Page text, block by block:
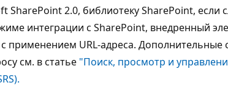
SharePoint 2.0, библиотеку SharePoint, если
интеграции с SharePoint, внедренный
применением URL-адреса. Дополнительные
см. в статье "Поиск, просмотр и